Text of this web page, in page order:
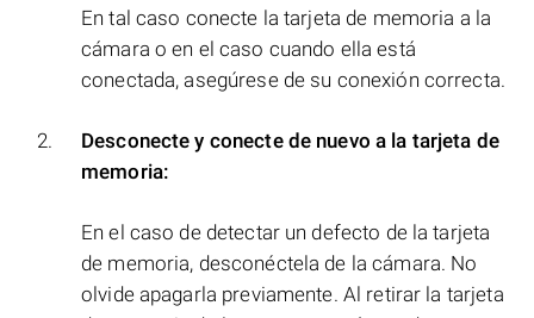
En tal caso conecte la tarjeta de memoria a la
cámara o en el caso cuando ella está
conectada, asegúrese de su conexión correcta.
Desconecte y conecte de nuevo a la tarjeta de
memoria:
En el caso de detectar un defecto de la tarjeta
de memoria, desconéctela de la cámara. No
olvide apagarla previamente. Al retirar la tarjeta